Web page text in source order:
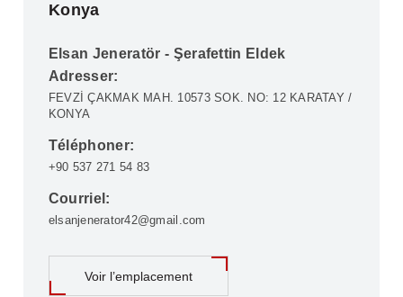
Konya
Elsan Jeneratör - Şerafettin Eldek
Adresser:
FEVZİ ÇAKMAK MAH. 10573 SOK. NO: 12 KARATAY /
KONYA
Téléphoner:
+90 537 271 54 83
Courriel:
elsanjenerator42@gmail.com
Voir l’emplacement